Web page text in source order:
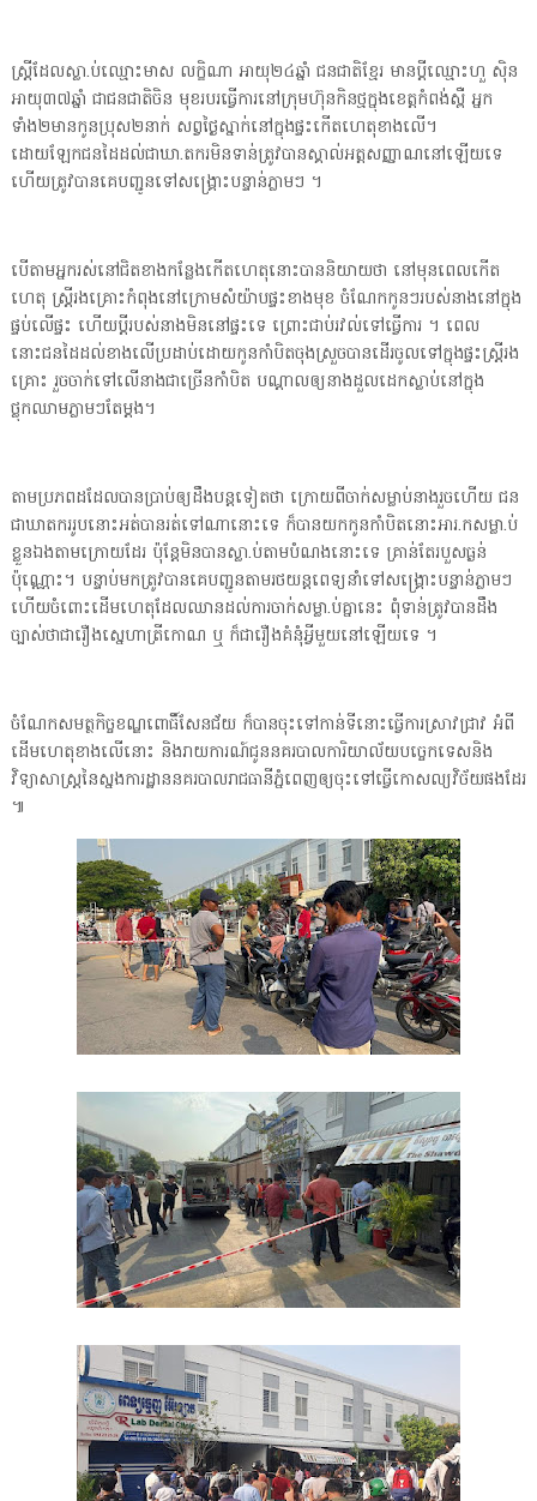
ស្ត្រីដែលស្លា.ប់ឈ្មោះមាស លក្ខិណា អាយុ២៤ឆ្នាំ ជនជាតិខ្មែរ មានប្ដីឈ្មោះហួ ស៊ិន
អាយុ៣៧ឆ្នាំ ជាជនជាតិចិន មុខរបរធ្វើការនៅក្រុមហ៊ុនកិនថ្មក្នុងខេត្តកំពង់ស្ពឺ អ្នក
ទាំង២មានកូនប្រុស២នាក់ សព្វថ្ងៃស្នាក់នៅក្នុងផ្ទះកើតហេតុខាងលើ។
ដោយឡែកជនដៃដល់ជាឃា.តករមិនទាន់ត្រូវបានស្គាល់អត្តសញ្ញាណនៅឡើយទេ
ហើយត្រូវបានគេបញ្ជូនទៅសង្គ្រោះបន្ទាន់ភ្លាមៗ ។
បើតាមអ្នករស់នៅជិតខាងកន្លែងកើតហេតុនោះបាននិយាយថា នៅមុនពេលកើត
ហេតុ ស្ត្រីរងគ្រោះកំពុងនៅក្រោមសំយ៉ាបផ្ទះខាងមុខ ចំណែកកូនៗរបស់នាងនៅក្នុង
ផ្ទប់លើផ្ទះ ហើយប្ដីរបស់នាងមិននៅផ្ទះទេ ព្រោះជាប់រវល់ទៅធ្វើការ ។ ពេល
នោះជនដៃដល់ខាងលើប្រដាប់ដោយកូនកាំបិតចុងស្រួចបានដើរចូលទៅក្នុងផ្ទះស្ត្រីរង
គ្រោះ រួចចាក់ទៅលើនាងជាច្រើនកាំបិត បណ្ដាលឲ្យនាងដួលដេកស្លាប់នៅក្នុង
ថ្លុកឈាមភ្លាមៗតែម្ដង។
តាមប្រភពដដែលបានប្រាប់ឲ្យដឹងបន្តទៀតថា ក្រោយពីចាក់សម្លាប់នាងរួចហើយ ជន
ជាឃាតកររូបនោះអត់បានរត់ទៅណានោះទេ ក៏បានយកកូនកាំបិតនោះអារ.កសម្លា.ប់
ខ្លួនឯងតាមក្រោយដែរ ប៉ុន្តែមិនបានស្លា.ប់តាមបំណងនោះទេ គ្រាន់តែរបួសធ្ងន់
ប៉ុណ្ណោះ។ បន្ទាប់មកត្រូវបានគេបញ្ជូនតាមរថយន្តពេទ្យនាំទៅសង្គ្រោះបន្ទាន់ភ្លាមៗ
ហើយចំពោះដើមហេតុដែលឈានដល់ការចាក់សម្លា.ប់គ្នានេះ ពុំទាន់ត្រូវបានដឹង
ច្បាស់ថាជារឿងស្នេហាត្រីកោណ ឬ ក៏ជារឿងគំនុំអ្វីមួយនៅឡើយទេ ។
ចំណែកសមត្ថកិច្ចខណ្ឌពោធិ៍សែនជ័យ ក៏បានចុះទៅកាន់ទីនោះធ្វើការស្រាវជ្រាវ អំពី
ដើមហេតុខាងលើនោះ និងរាយការណ៍ជូននគរបាលការិយាល័យបច្ចេកទេសនិង
វិទ្យាសាស្ត្រនៃស្នងការដ្ឋាននគរបាលរាជធានីភ្នំពេញឲ្យចុះទៅធ្វើកោសល្យវិច័យផងដែរ
៕